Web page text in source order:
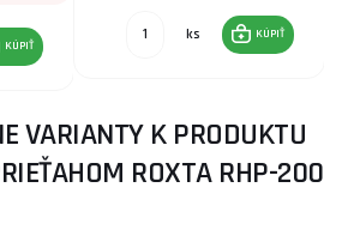
KÚPIŤ
ks KÚPIŤ
VARIANTY K PRODUKTU
ROXTA RHP-200